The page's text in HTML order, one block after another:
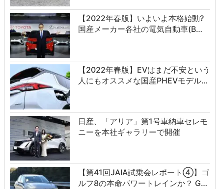
【2022年春版】いよいよ本格始動?
国産メーカー各社の電気自動車(B…
【2022年春版】EVはまだ不安という
人にもオススメな国産PHEVモデル…
日産、「アリア」第1号車納車セレモ
ニーを本社ギャラリーで開催
【第41回JAIA試乗会レポート④】ゴ
ルフ8の本命パワートレインか？ G…